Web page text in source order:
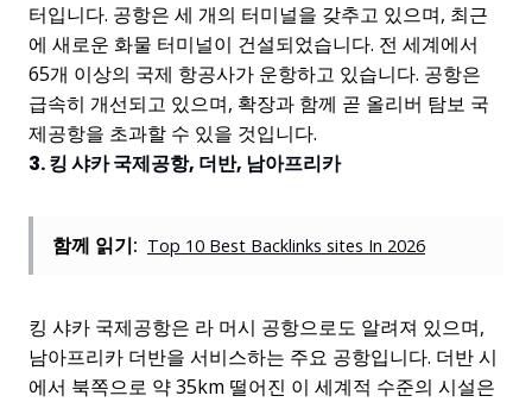
터입니다. 공항은 세 개의 터미널을 갖추고 있으며, 최근
에 새로운 화물 터미널이 건설되었습니다. 전 세계에서
65개 이상의 국제 항공사가 운항하고 있습니다. 공항은
급속히 개선되고 있으며, 확장과 함께 곧 올리버 탐보 국
제공항을 초과할 수 있을 것입니다.
3. 킹 샤카 국제공항, 더반, 남아프리카
함께 읽기: Top 10 Best Backlinks sites In 2026
킹 샤카 국제공항은 라 머시 공항으로도 알려져 있으며,
남아프리카 더반을 서비스하는 주요 공항입니다. 더반 시
에서 북쪽으로 약 35km 떨어진 이 세계적 수준의 시설은